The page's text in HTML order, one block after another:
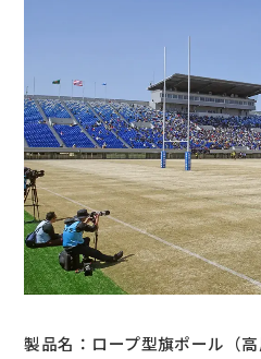
ロープ型旗ポール（